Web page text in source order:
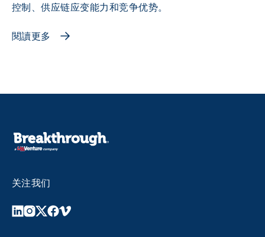
控制、供应链应变能力和竞争优势。
閱讀更多
关注我们